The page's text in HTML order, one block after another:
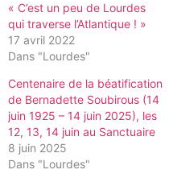
« C’est un peu de Lourdes
qui traverse l’Atlantique ! »
17 avril 2022
Dans "Lourdes"
Centenaire de la béatification
de Bernadette Soubirous (14
juin 1925 – 14 juin 2025), les
12, 13, 14 juin au Sanctuaire
8 juin 2025
Dans "Lourdes"